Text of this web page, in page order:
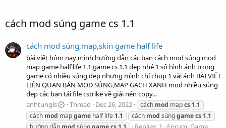
cách mod súng game cs 1.1
cách mod súng,map,skin game half life
bài viết hôm nay mình hướng dẫn các bạn cách mod súng mod
map game half life 1.1,game cs 1.1 đẹp nhé 1 số hình ảnh trong
game có nhiều súng đẹp nhưng mình chỉ chụp 1 vài ảnh BÀI VIẾT
LIÊN QUAN BẢN MOD SÚNG,MAP GẠCH XANH mod nhiều súng
đẹp các bạn tải file cstrike về giải nén copy...
anhtungls
Thread Dec 26, 2022 cách mod mapcs 1.1
cách mod mapgame half life 1.1 cách mod súnggamecs 1.1